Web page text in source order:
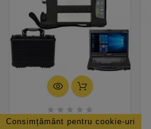
    
VOCOM II – Interfață
Consimțământ pentru cookie-uri